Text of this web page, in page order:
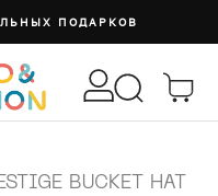
ПОДАРКОВ
BUCKET HAT